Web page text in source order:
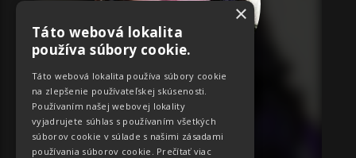
ID:920
Monika
Miery:85-60-85
×
Táto webová lokalita
používa súbory cookie.
Táto webová lokalita používa súbory cookie
na zlepšenie používateľskej skúsenosti.
Používaním našej webovej lokality
vyjadrujete súhlas s používaním všetkých
súborov cookie v súlade s našimi zásadami
používania súborov cookie. Prečítať viac